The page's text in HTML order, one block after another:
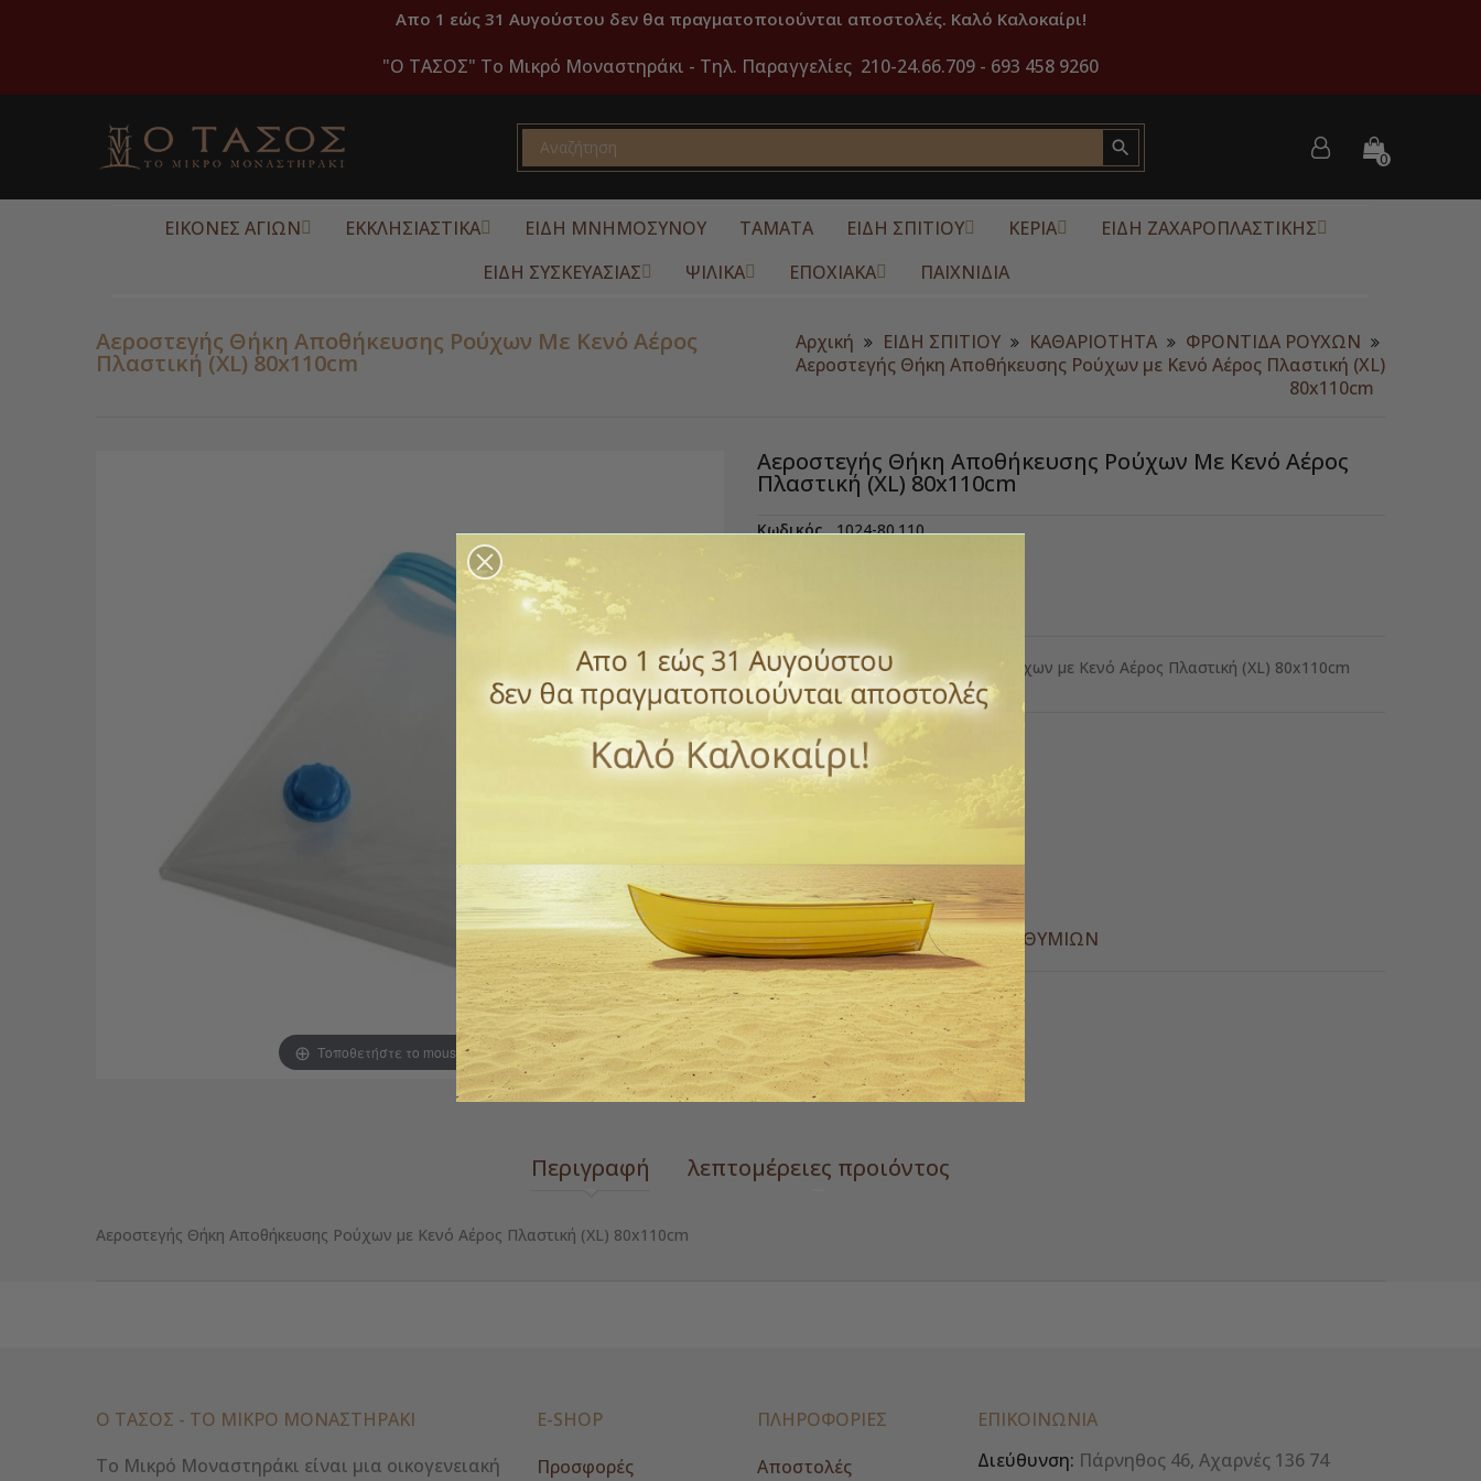
Απο 1 εώς 31 Αυγούστου δεν θα πραγματοποιούνται αποστολές. Καλό Καλοκαίρι!
"O ΤΑΣΟΣ" Το Μικρό Μοναστηράκι - Τηλ. Παραγγελίες 210-24.66.709 - 693 458 9260
 0
ΕΙΚΟΝΕΣ ΑΓΙΩΝ ΕΚΚΛΗΣΙΑΣΤΙΚΑ ΕΙΔΗ ΜΝΗΜΟΣΥΝΟΥ ΤΑΜΑΤΑ ΕΙΔΗ ΣΠΙΤΙΟΥ ΚΕΡΙΑ
ΕΙΔΗ ΖΑΧΑΡΟΠΛΑΣΤΙΚΗΣ
ΕΙΔΗ ΣΥΣΚΕΥΑΣΙΑΣ
ΨΙΛΙΚΑ ΕΠΟΧΙΑΚΑ ΠΑΙΧΝΙΔΙΑ
Αεροστεγής Θήκη Αποθήκευσης Ρούχων Με Κενό Αέρος
Πλαστική (XL) 80x110cm
Αρχική ΕΙΔΗ ΣΠΙΤΙΟΥ ΚΑΘΑΡΙΟΤΗΤΑ
ΦΡΟΝΤΙΔΑ ΡΟΥΧΩΝ
Αεροστεγής Θήκη Αποθήκευσης Ρούχων με Κενό Αέρος Πλαστική (XL)
80x110cm
Τοποθετήστε το mouse για zoom
Αεροστεγής Θήκη Αποθήκευσης Ρούχων Με Κενό Αέρος
Πλαστική (XL) 80x110cm
Κωδικός 1024-80.110
Αεροστεγής Θήκη Αποθήκευσης Ρούχων με Κενό Αέρος Πλαστική (XL) 80x110cm
Ποσότητα
Παράδοση 1 έως 3 ημέρες
ΠΡΌΣΘΕΣΕ ΣΤΗΝ ΛΊΣΤΑ ΕΠΙΘΥΜΙΏΝ
Ετικέτες
φύλαξη ρούχων
Περιγραφή λεπτομέρειες προιόντος
Αεροστεγής Θήκη Αποθήκευσης Ρούχων με Κενό Αέρος Πλαστική (XL) 80x110cm
Ο ΤΑΣΟΣ - ΤΟ ΜΙΚΡΌ ΜΟΝΑΣΤΗΡΆΚΙ
Το Μικρό Μοναστηράκι είναι μια οικογενειακή
E-SHOP
Προσφορές
ΠΛΗΡΟΦΟΡΙΕΣ
Αποστολές
ΕΠΙΚΟΙΝΩΝΊΑ
Διεύθυνση: Πάρνηθος 46, Αχαρνές 136 74